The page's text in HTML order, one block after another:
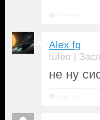
Alex fg
tufeo |
не ну